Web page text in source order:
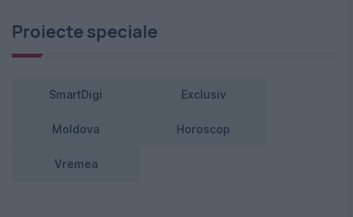
Proiecte speciale
SmartDigi Exclusiv
Moldova Horoscop
Vremea